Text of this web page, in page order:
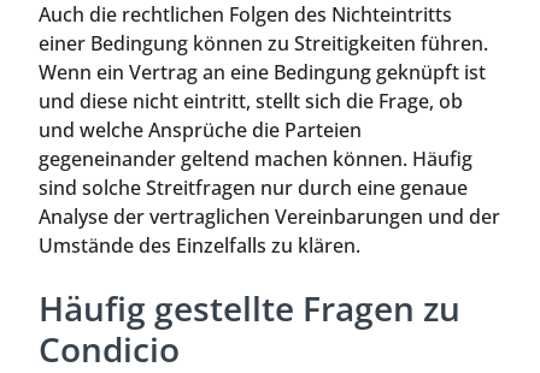
Auch die rechtlichen Folgen des Nichteintritts
einer Bedingung können zu Streitigkeiten führen.
Wenn ein Vertrag an eine Bedingung geknüpft ist
und diese nicht eintritt, stellt sich die Frage, ob
und welche Ansprüche die Parteien
gegeneinander geltend machen können. Häufig
sind solche Streitfragen nur durch eine genaue
Analyse der vertraglichen Vereinbarungen und der
Umstände des Einzelfalls zu klären.
Häufig gestellte Fragen zu
Condicio